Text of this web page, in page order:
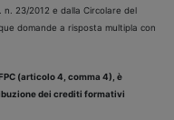
23/2012 e dalla Circolare del
domande a risposta multipla con
(articolo 4, comma 4), è
dei crediti formativi